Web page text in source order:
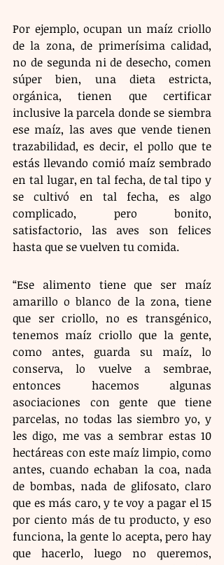
Por ejemplo, ocupan un maíz criollo
de la zona, de primerísima calidad,
no de segunda ni de desecho, comen
súper bien, una dieta estricta,
orgánica, tienen que certificar
inclusive la parcela donde se siembra
ese maíz, las aves que vende tienen
trazabilidad, es decir, el pollo que te
estás llevando comió maíz sembrado
en tal lugar, en tal fecha, de tal tipo y
se cultivó en tal fecha, es algo
complicado, pero bonito,
satisfactorio, las aves son felices
hasta que se vuelven tu comida.
“Ese alimento tiene que ser maíz
amarillo o blanco de la zona, tiene
que ser criollo, no es transgénico,
tenemos maíz criollo que la gente,
como antes, guarda su maíz, lo
conserva, lo vuelve a sembrae,
entonces hacemos algunas
asociaciones con gente que tiene
parcelas, no todas las siembro yo, y
les digo, me vas a sembrar estas 10
hectáreas con este maíz limpio, como
antes, cuando echaban la coa, nada
de bombas, nada de glifosato, claro
que es más caro, y te voy a pagar el 15
por ciento más de tu producto, y eso
funciona, la gente lo acepta, pero hay
que hacerlo, luego no queremos,